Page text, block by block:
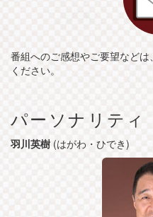
番組へのご感想やご要望などは、
ください。
パーソナリティ
羽川英樹 (はがわ・ひでき)